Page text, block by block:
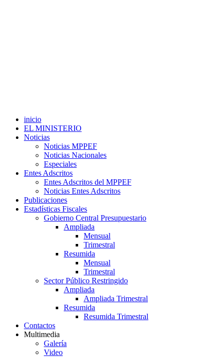
inicio
EL MINISTERIO
Noticias
Noticias MPPEF
Noticias Nacionales
Especiales
Entes Adscritos
Entes Adscritos del MPPEF
Noticias Entes Adscritos
Publicaciones
Estadísticas Fiscales
Gobierno Central Presupuestario
Ampliada
Mensual
Trimestral
Resumida
Mensual
Trimestral
Sector Público Restringido
Ampliada
Ampliada Trimestral
Resumida
Resumida Trimestral
Contactos
Multimedia
Galería
Video